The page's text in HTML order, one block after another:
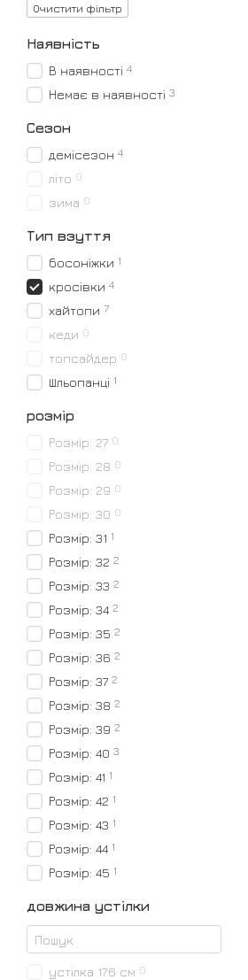
Очистити фільтр
Наявність
В наявності 4
Немає в наявності 3
Сезон
демісезон 4
літо 0
зима 0
Тип взуття
босоніжки 1
кросівки 4
хайтопи 7
кеди 0
топсайдер 0
Шльопанці 1
розмір
Розмір: 27 0
Розмір: 28 0
Розмір: 29 0
Розмір: 30 0
Розмір: 31 1
Розмір: 32 2
Розмір: 33 2
Розмір: 34 2
Розмір: 35 2
Розмір: 36 2
Розмір: 37 2
Розмір: 38 2
Розмір: 39 2
Розмір: 40 3
Розмір: 41 1
Розмір: 42 1
Розмір: 43 1
Розмір: 44 1
Розмір: 45 1
довжина устілки
устілка 17.6 см 0